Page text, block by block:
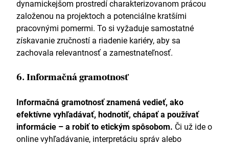
dynamickejšom prostredí charakterizovanom prácou
založenou na projektoch a potenciálne kratšími
pracovnými pomermi. To si vyžaduje samostatné
získavanie zručností a riadenie kariéry, aby sa
zachovala relevantnosť a zamestnateľnosť.
6. Informačná gramotnosť
Informačná gramotnosť znamená vedieť, ako
efektívne vyhľadávať, hodnotiť, chápať a používať
informácie – a robiť to etickým spôsobom. Či už ide o
online vyhľadávanie, interpretáciu správ alebo